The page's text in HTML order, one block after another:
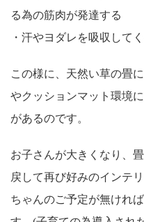
る為の筋肉が発達する
・汗やヨダレを吸収して
この様に、天然い草の畳
やクッションマット環境
があるのです。
お子さんが大きくなり、
戻して再び好みのインテ
ちゃんのご予定が無けれ